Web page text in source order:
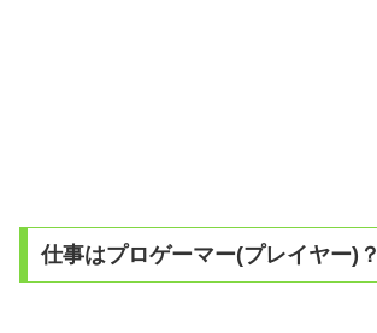
仕事はプロゲーマー(プレイヤー)？